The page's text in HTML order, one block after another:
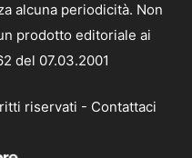
alcuna periodicità. Non
prodotto editoriale ai
del 07.03.2001
riservati - Contattaci